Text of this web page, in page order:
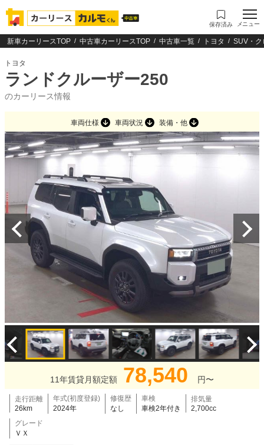
保存済み メニュー
新車カーリースTOP 中古車カーリースTOP 中古車一覧 トヨタ SUV・ク
トヨタ
ランドクルーザー250
のカーリース情報
車両仕様 車両状況 装備・他
11年賃貸月額定額 78,540 円〜
走行距離
26km
年式(初度登録)
2024年
修復歴
なし
車検
車検2年付き
排気量
2,700cc
グレード
ＶＸ